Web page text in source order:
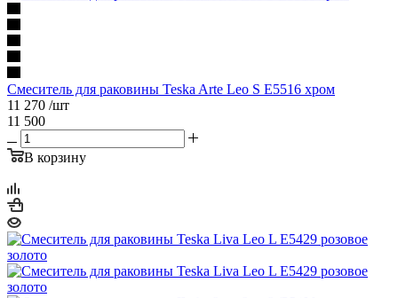
Смеситель для раковины Teska Arte Leo S E5516 хром
11 270 /шт
11 500
В корзину